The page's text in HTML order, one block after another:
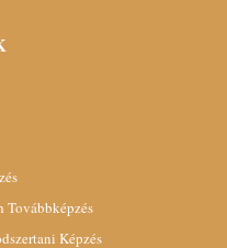
Továbbképzés
Képzés